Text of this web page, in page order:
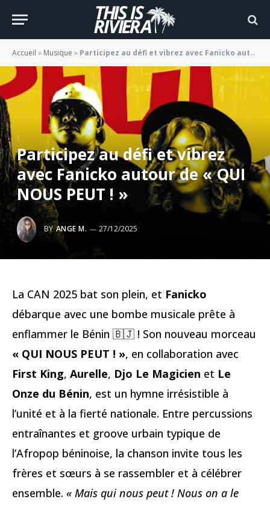
Accueil » Musique » Participez au défi et vibrez avec Fanicko autour de « QUI NOUS PEUT ! »
Participez au défi et vibrez
avec Fanicko autour de « QUI
NOUS PEUT ! »
BY ANGE M. 27/12/2025
La CAN 2025 bat son plein, et Fanicko
débarque avec une bombe musicale prête à
enflammer le Bénin 🇧🇯 ! Son nouveau morceau
« QUI NOUS PEUT ! », en collaboration avec
First King, Aurelle, Djo Le Magicien et Le
Onze du Bénin, est un hymne irrésistible à
l’unité et à la fierté nationale. Entre percussions
entraînantes et groove urbain typique de
l’Afropop béninoise, la chanson invite tous les
frères et sœurs à se rassembler et à célébrer
ensemble. « Mais qui nous peut ! Nous on a le